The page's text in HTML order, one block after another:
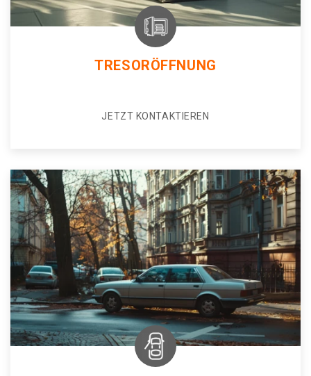
TRESORÖFFNUNG
JETZT KONTAKTIEREN